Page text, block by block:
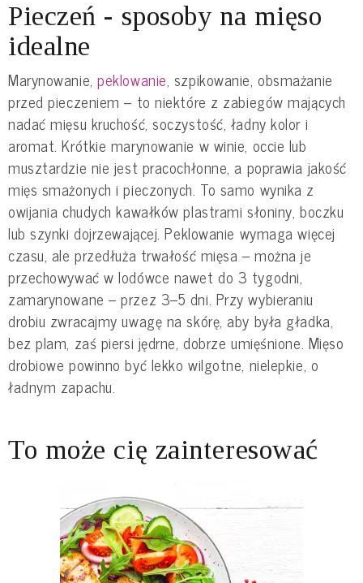
Pieczeń - sposoby na mięso
idealne
Marynowanie,peklowanie, szpikowanie, obsmażanie
przed pieczeniem – to niektóre z zabiegów mających
nadać mięsu kruchość, soczystość, ładny kolor i
aromat. Krótkie marynowanie w winie, occie lub
musztardzie nie jest pracochłonne, a poprawia jakość
mięs smażonych i pieczonych. To samo wynika z
owijania chudych kawałków plastrami słoniny, boczku
lub szynki dojrzewającej. Peklowanie wymaga więcej
czasu, ale przedłuża trwałość mięsa – można je
przechowywać w lodówce nawet do 3 tygodni,
zamarynowane – przez 3–5 dni. Przy wybieraniu
drobiu zwracajmy uwagę na skórę, aby była gładka,
bez plam, zaś piersi jędrne, dobrze umięśnione. Mięso
drobiowe powinno być lekko wilgotne, nielepkie, o
ładnym zapachu.
To może cię zainteresować